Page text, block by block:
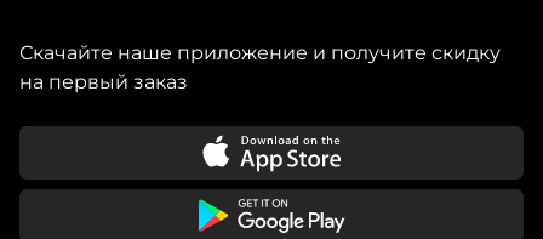
Скачайте наше приложение и получите скидку
на первый заказ